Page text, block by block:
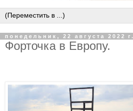
понедельник, 22 августа 2022 г.
Форточка в Европу.